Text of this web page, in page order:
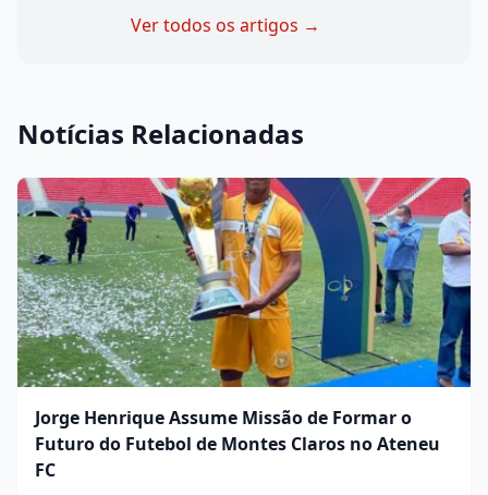
Ver todos os artigos →
Notícias Relacionadas
Jorge Henrique Assume Missão de Formar o
Futuro do Futebol de Montes Claros no Ateneu
FC